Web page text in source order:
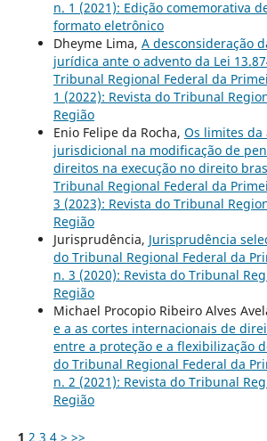
n. 1 (2021): Edição comemorativa
formato eletrônico
Dheyme Lima, A desconsideração
jurídica ante o advento da Lei
Tribunal Regional Federal da
1 (2022): Revista do Tribunal
Região
Enio Felipe da Rocha, Os limites da
jurisdicional na modificação de
direitos na execução no direito
Tribunal Regional Federal da
3 (2023): Revista do Tribunal
Região
Jurisprudência, Jurisprudência
do Tribunal Regional Federal da
n. 3 (2020): Revista do Tribunal
Região
Michael Procopio Ribeiro Alves
e a as cortes internacionais de
entre a proteção e a flexibilização
do Tribunal Regional Federal da
n. 2 (2021): Revista do Tribunal
Região
1 2 3 4 > >>